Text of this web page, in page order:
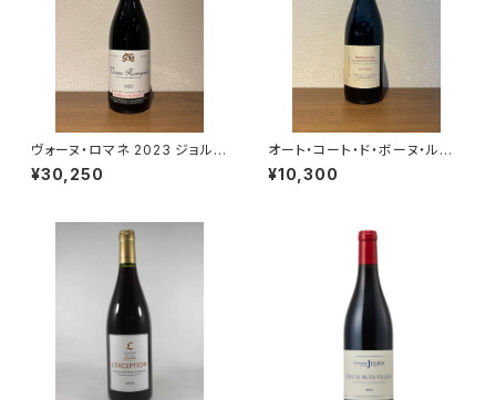
ヴォーヌ・ロマネ 2023 ジョルジ
ュ・ノエラ 赤ワイン フランス ブ
ルゴーニュ 750ml
¥30,250
オート・コート・ド・ボーヌ・ルー
ジュ レ・コテ 2022 ドメーヌ・
ド・カシオペ 赤ワイン ブルゴー
¥10,300